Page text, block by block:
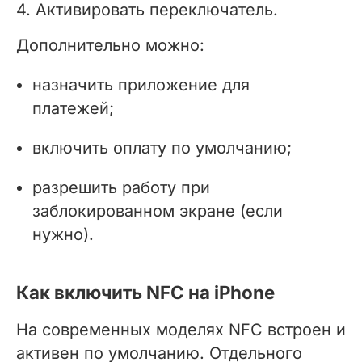
4. Активировать переключатель.
Дополнительно можно:
назначить приложение для
платежей;
включить оплату по умолчанию;
разрешить работу при
заблокированном экране (если
нужно).
Как включить NFC на iPhone
На современных моделях NFC встроен и
активен по умолчанию. Отдельного